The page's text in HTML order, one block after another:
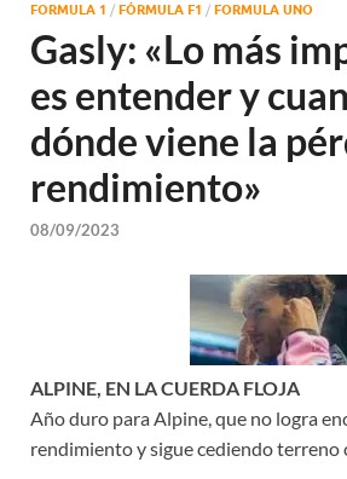
FORMULA 1 / FÓRMULA F1 / FORMULA UNO
Gasly: «Lo más
es entender y
dónde viene la
rendimiento»
08/09/2023
ALPINE, EN LA CUERDA FLOJA
Año duro para Alpine, que no logra
rendimiento y sigue cediendo terreno